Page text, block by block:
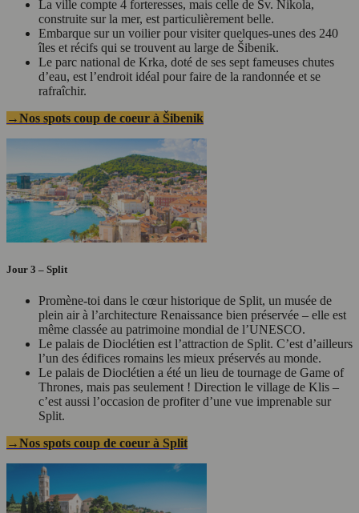
La ville compte 4 forteresses, mais celle de Sv. Nikola,
construite sur la mer, est particulièrement belle.
Embarque sur un voilier pour visiter quelques-unes des 240
îles et récifs qui se trouvent au large de Šibenik.
Le parc national de Krka, doté de ses sept fameuses chutes
d’eau, est l’endroit idéal pour faire de la randonnée et se
rafraîchir.
→Nos spots coup de coeur à Šibenik
Jour 3 – Split
Promène-toi dans le cœur historique de Split, un musée de
plein air à l’architecture Renaissance bien préservée – elle est
même classée au patrimoine mondial de l’UNESCO.
Le palais de Dioclétien est l’attraction de Split. C’est d’ailleurs
l’un des édifices romains les mieux préservés au monde.
Le palais de Dioclétien a été un lieu de tournage de Game of
Thrones, mais pas seulement ! Direction le village de Klis –
c’est aussi l’occasion de profiter d’une vue imprenable sur
Split.
→Nos spots coup de coeur à Split